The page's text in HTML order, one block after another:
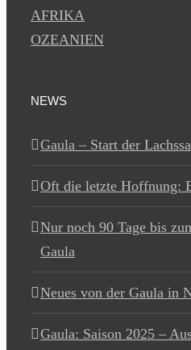
AFRIKA
OZEANIEN
NEWS
Gaula – Start der
Oft die letzte Hoffnung:
Nur noch 90 Tage bis
Gaula
Neues von der Gaula in
Gaula: Saison 2025 –